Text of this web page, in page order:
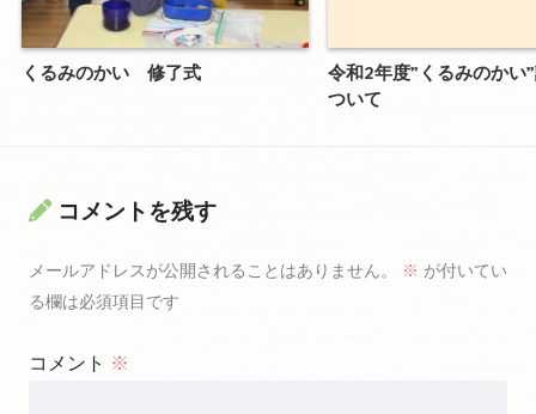
くるみのかい 修了式
令和2年度”くるみのかい
ついて
コメントを残す
メールアドレスが公開されることはありません。 ※ が付いてい
る欄は必須項目です
コメント ※